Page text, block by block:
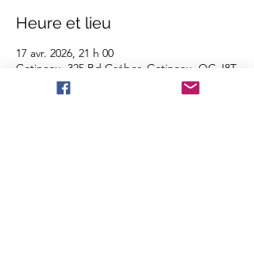
Heure et lieu
17 avr. 2026, 21 h 00
Gatineau, 325 Bd Gréber, Gatineau, QC J8T
5R3, Canada